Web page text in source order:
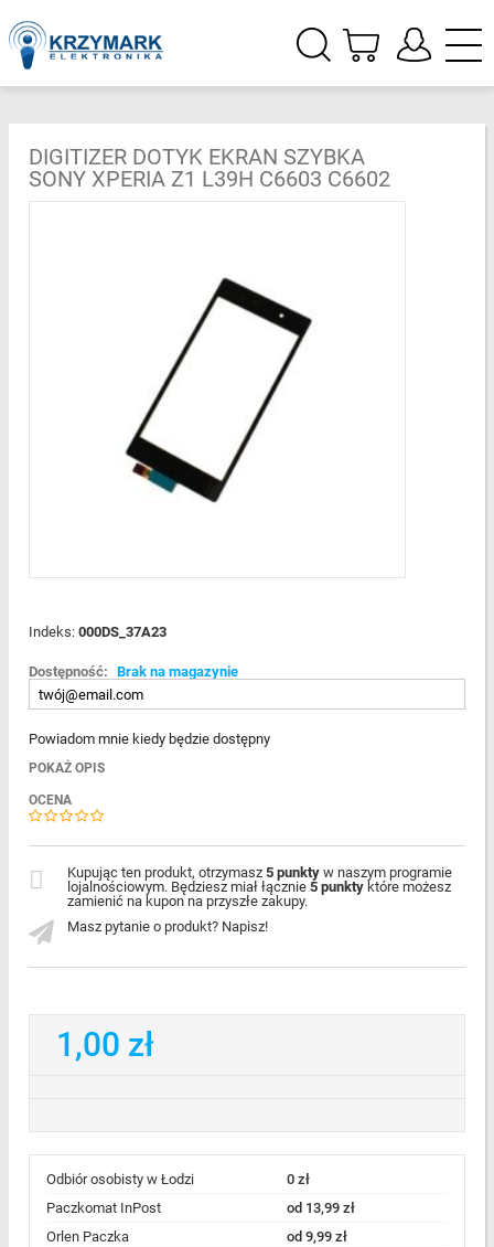
DIGITIZER DOTYK EKRAN SZYBKA
SONY XPERIA Z1 L39H C6603 C6602
Indeks: 000DS_37A23
Dostępność: Brak na magazynie
Powiadom mnie kiedy będzie dostępny
POKAŻ OPIS
OCENA
Masz pytanie o produkt? Napisz!
Kupując ten produkt, otrzymasz 5 punkty w naszym programie
lojalnościowym. Będziesz miał łącznie 5 punkty które możesz
zamienić na kupon na przyszłe zakupy.
1,00 zł
Odbiór osobisty w Łodzi
0 zł
Paczkomat InPost
od 13,99 zł
Orlen Paczka
od 9,99 zł